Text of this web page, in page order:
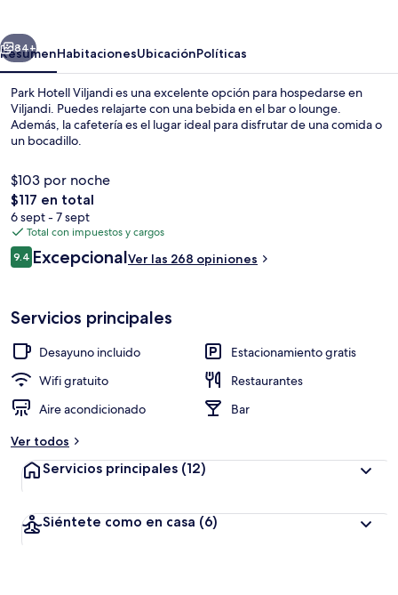
Siguiente
84+
ResumenHabitacionesUbicaciónPolíticas
Park Hotell Viljandi es una excelente opción para hospedarse en
Viljandi. Puedes relajarte con una bebida en el bar o lounge.
Además, la cafetería es el lugar ideal para disfrutar de una comida o
un bocadillo.
$103 por noche
El
precio
total
es
de
$117 en total
6 sept - 7 sept
Total con impuestos y cargos
Opiniones
9.49.4 de 10,
ExcepcionalVer las 268 opiniones
Servicios principales
Desayuno incluido
Estacionamiento gratis
Wifi gratuito
Restaurantes
Aire acondicionado
Bar
Ver todos
Servicios principales (12)
Siéntete como en casa (6)